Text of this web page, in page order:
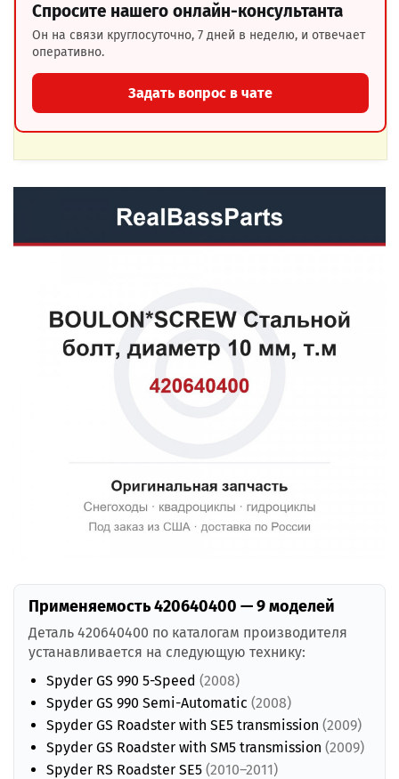
Спросите нашего онлайн-консультанта
Он на связи круглосуточно, 7 дней в неделю, и отвечает
оперативно.
Задать вопрос в чате
Применяемость 420640400 — 9 моделей
Деталь 420640400 по каталогам производителя
устанавливается на следующую технику:
Spyder GS 990 5-Speed (2008)
Spyder GS 990 Semi-Automatic (2008)
Spyder GS Roadster with SE5 transmission (2009)
Spyder GS Roadster with SM5 transmission (2009)
Spyder RS Roadster SE5 (2010–2011)